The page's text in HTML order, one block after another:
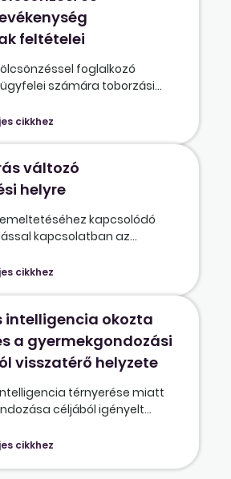
feltételei
foglalkozó
számára toborzási...
cikkhez
változó
helyre
kapcsolódó
kapcsolatban az...
cikkhez
intelligencia okozta
a gyermekgondozási
visszatérő helyzete
térnyerése miatt
céljából igényelt...
cikkhez